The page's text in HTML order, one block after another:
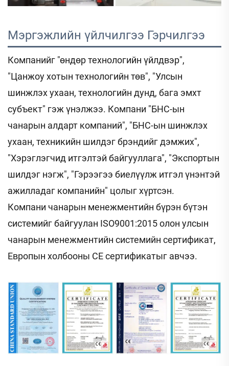
Мэргэжлийн үйлчилгээ Гэрчилгээ
Компанийг "өндөр технологийн үйлдвэр",
"Цанжоу хотын технологийн төв", "Улсын
шинжлэх ухаан, технологийн дунд, бага эмхт
субъект" гэж үнэлжээ. Компани "БНС-ын
чанарын алдарт компаний", "БНС-ын шинжлэх
ухаан, техникийн шилдэг брэндийг дэмжих",
"Хэрэглэгчид итгэлтэй байгууллага", "Экспортын
шилдэг нэгж", "Гэрээгээ биелүүлж итгэл үнэнтэй
ажилладаг компанийн" цолыг хүртсэн.
Компани чанарын менежментийн бүрэн бүтэн
системийг байгуулан ISO9001:2015 олон улсын
чанарын менежментийн системийн сертификат,
Европын холбооны CE сертификатыг авчээ.